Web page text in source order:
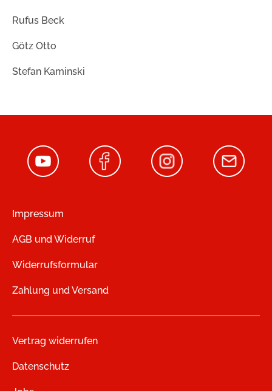
Rufus Beck
Götz Otto
Stefan Kaminski
Impressum
AGB und Widerruf
Widerrufsformular
Zahlung und Versand
Vertrag widerrufen
Datenschutz